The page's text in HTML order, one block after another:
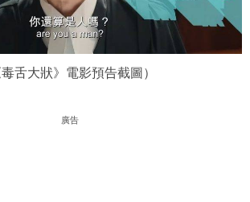
舌大狀》電影預告截圖）
廣告